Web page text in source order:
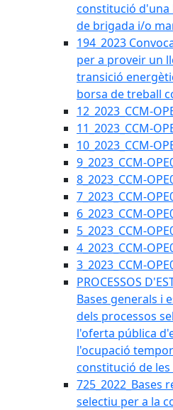
constitució d'una
de brigada i/o
194_2023
per a proveir un
transició
borsa de treball
12_2023_CCM-
11_2023_CCM-
10_2023_CCM-
9_2023_CCM-
8_2023_CCM-
7_2023_CCM-
6_2023_CCM-
5_2023_CCM-
4_2023_CCM-
3_2023_CCM-
PROCESSOS
Bases generals i
dels processos
l'oferta pública
l'ocupació
constitució de
725_2022_Bases
selectiu per a la